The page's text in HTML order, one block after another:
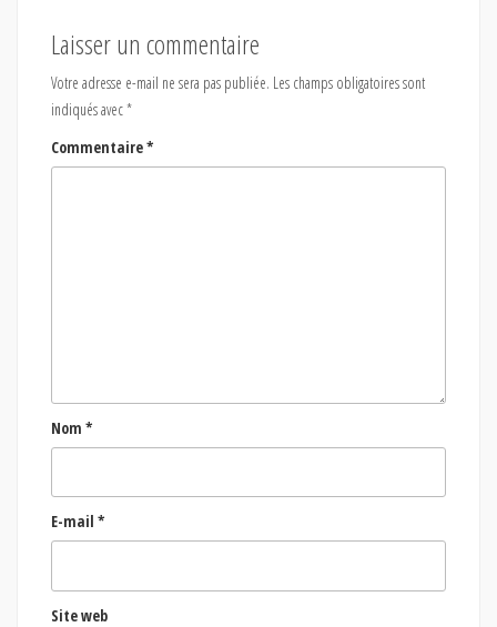
Laisser un commentaire
Votre adresse e-mail ne sera pas publiée. Les champs obligatoires sont
indiqués avec*
Commentaire*
Nom *
E-mail *
Site web